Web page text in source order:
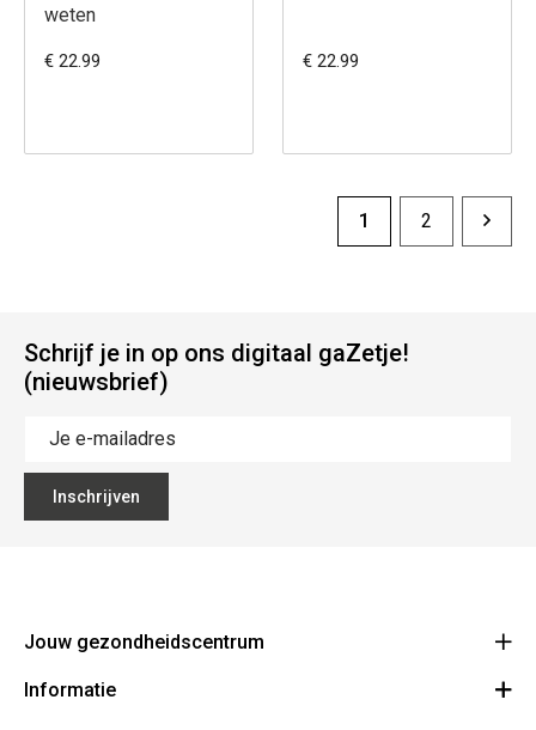
weten
€ 22.99 € 22.99
1 2
Schrijf je in op ons digitaal gaZetje!
(nieuwsbrief)
Inschrijven
Jouw gezondheidscentrum
Z+ Center
Informatie